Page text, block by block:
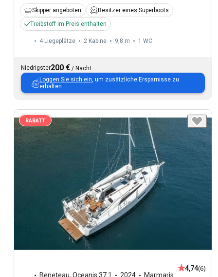
Skipper angeboten
Besitzer eines Superboots
Treibstoff im Preis enthalten
4 Liegeplätze 2 Kabine 9,8 m 1 WC
Niedrigster200 € / Nacht
Loggen Sie sich ein, um zusätzliche Ersparnisse zu
erhalten.
RABATT
Beneteau, Oceanis 37.1 2024 Marmaris
4,74(6)